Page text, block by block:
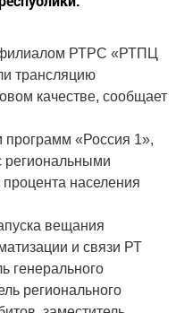
филиалом РТРС «РТПЦ
трансляцию
качестве, сообщает
«Россия 1»,
региональными
населения
вещания
и связи РТ
генерального
регионального